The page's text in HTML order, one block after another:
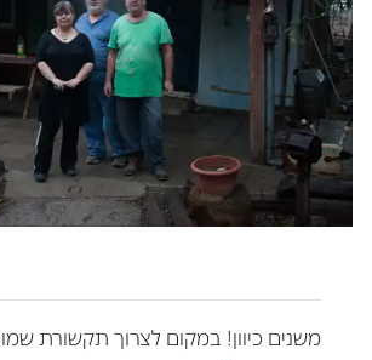
משנים כיוון! במקום לצרוך תקשורת